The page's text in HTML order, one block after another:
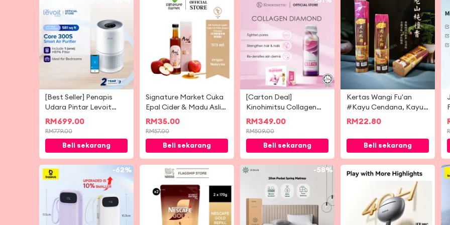
[Best Seller] Penapis
Udara Pintar Levoit
Core 300S Penapis
HEPA Gred Perubatan
dengan Kawalan
Aplikasi Pintar (54 m²/
581 kaki persegi)
RM 699.00
RM779.00
Beli sekarang
Signature Market Cuka
Epal Cider & Madu Asli
(375ml)
RM 35.00
RM57.00
Beli sekarang
[Carton Deal]
Kinohimitsu Collagen
Diamond / Collagen
Beauty | Mengetatkan
Pori-pori |
Mengencangkan | Kulit
Bercahaya
RM 349.00
RM509.00
Beli sekarang
Kertas Wangi Fu'an
#Kayu Cendana, Kayu
Cendana Tulen
Semulajadi, Asap
Sedikit, Abu Rendah,
Tiada Bahan Kimia
RM 22.80
Beli sekarang
-62% -58% - 62%